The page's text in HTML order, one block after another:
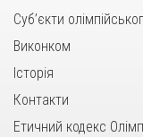
Суб’єкти
Виконком
Історія
Контакти
Етичний кодекс